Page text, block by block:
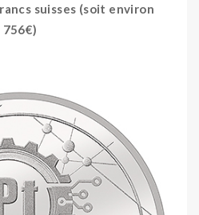
suisses (soit environ
756€)